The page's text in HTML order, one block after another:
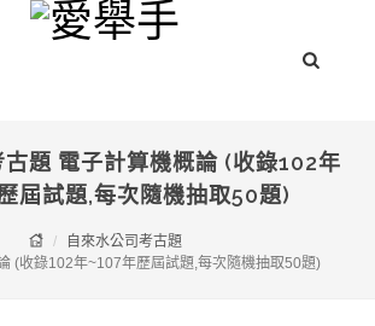
古題 電子計算機概論 (收錄102年
屆試題,每次隨機抽取50題)
自來水公司考古題
(收錄102年~107年歷屆試題,每次隨機抽取50題)